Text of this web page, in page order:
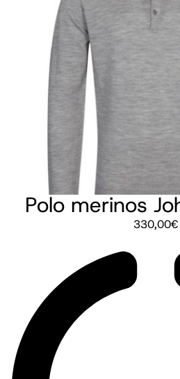
Polo merinos
330,00€